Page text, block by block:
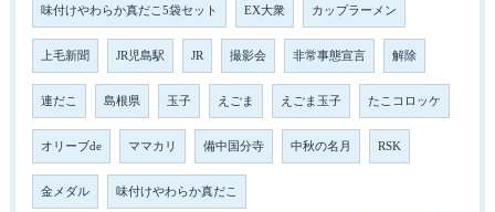
味付けやわらか真だこ5袋セット EX大衆 カップラーメン
上毛新聞 JR児島駅 JR 撮影会 非常事態宣言 解除
連だこ 島根県 玉子 えごま えごま玉子 たこコロッケ
オリーブde ママカリ 備中国分寺 中秋の名月 RSK
金メダル 味付けやわらか真だこ